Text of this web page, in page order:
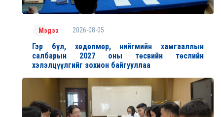
Мэдээ 2026-08-05
Гэр бүл, хөдөлмөр, нийгмийн хамгааллын
салбарын 2027 оны төсвийн төслийн
хэлэлцүүлгийг зохион байгууллаа